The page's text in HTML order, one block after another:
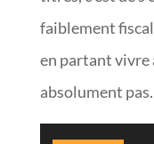
faiblement
en partant vivre
absolument pas.